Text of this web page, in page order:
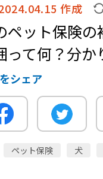
作成
ペット保険
って何？分か
シェア
ペット保険 犬